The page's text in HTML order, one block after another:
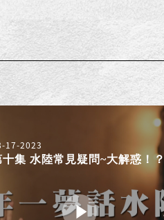
17-2023
十集 水陸常見疑問~大解惑！